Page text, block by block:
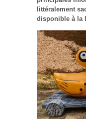
littéralement
disponible à la